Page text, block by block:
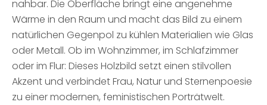
nahbar. Die Oberfläche bringt eine angenehme
Wärme in den Raum und macht das Bild zu einem
natürlichen Gegenpol zu kühlen Materialien wie Glas
oder Metall. Ob im Wohnzimmer, im Schlafzimmer
oder im Flur: Dieses Holzbild setzt einen stilvollen
Akzent und verbindet Frau, Natur und Sternenpoesie
zu einer modernen, feministischen Porträtwelt.